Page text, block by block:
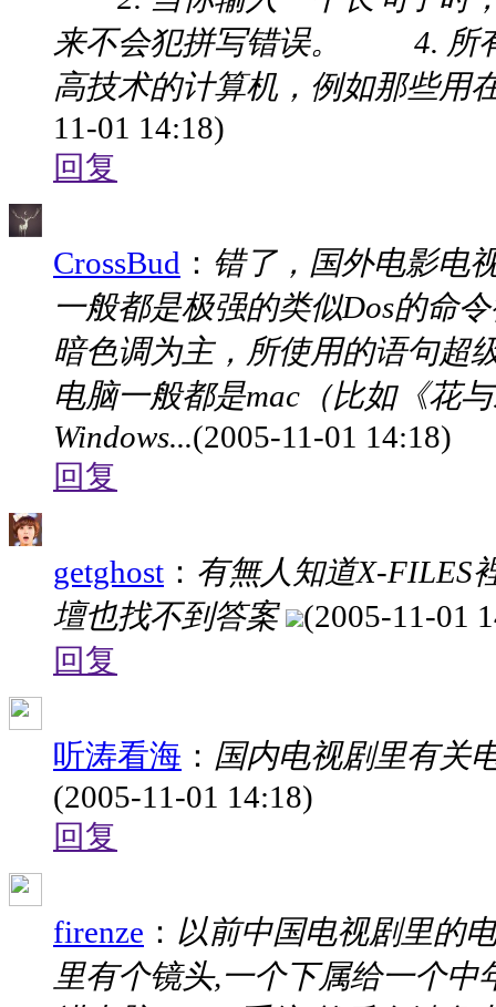
来不会犯拼写错误。 4. 所
高技术的计算机，例如那些用
11-01 14:18)
回复
CrossBud ： 错了，国外电影电
一般都是极强的类似Dos的命
暗色调为主，所使用的语句超
电脑一般都是mac（比如《花
Windows...(2005-11-01 14:18)
回复
getghost ： 有無人知道X-FILES
壇也找不到答案
(2005-11-01
回复
听涛看海 ： 国内电视剧里有关
(2005-11-01 14:18)
回复
firenze ： 以前中国电视剧里的
里有个镜头,一个下属给一个